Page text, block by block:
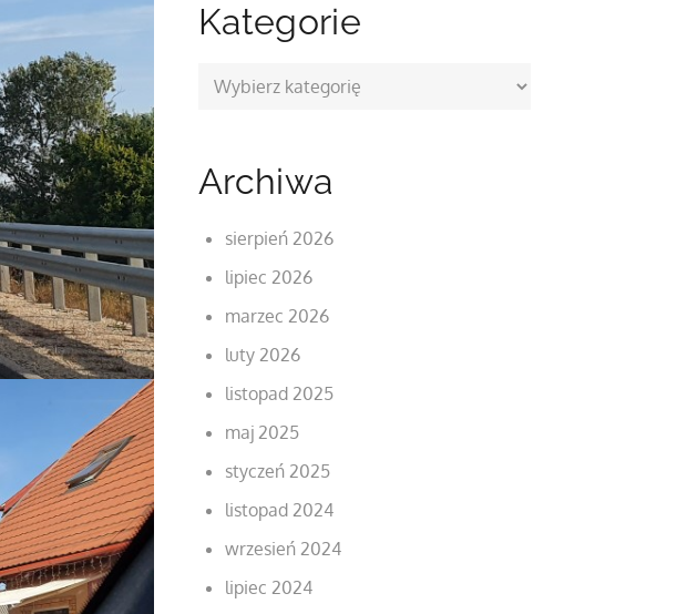
Kategorie
Kategorie
Archiwa
sierpień 2026
lipiec 2026
marzec 2026
luty 2026
listopad 2025
maj 2025
styczeń 2025
listopad 2024
wrzesień 2024
lipiec 2024